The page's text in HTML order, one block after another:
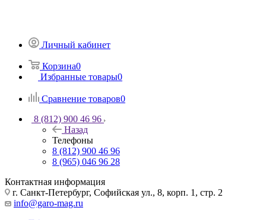
Личный кабинет
Корзина0
Избранные товары0
Сравнение товаров0
8 (812) 900 46 96
Назад
Телефоны
8 (812) 900 46 96
8 (965) 046 96 28
Контактная информация
г. Санкт-Петербург, Софийская ул., 8, корп. 1, стр. 2
info@garo-mag.ru